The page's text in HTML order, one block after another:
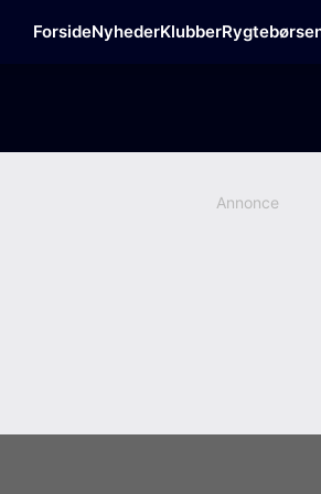
ForsideNyhederKlubber
Annonce